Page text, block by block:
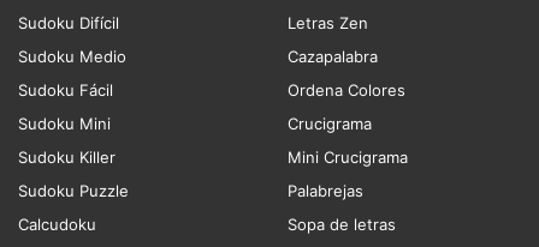
Sudoku Difícil
Sudoku Medio
Sudoku Fácil
Sudoku Mini
Sudoku Killer
Sudoku Puzzle
Calcudoku
Letras Zen
Cazapalabra
Ordena Colores
Crucigrama
Mini Crucigrama
Palabrejas
Sopa de letras